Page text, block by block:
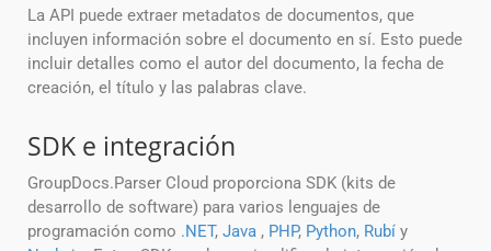
La API puede extraer metadatos de documentos, que
incluyen información sobre el documento en sí. Esto puede
incluir detalles como el autor del documento, la fecha de
creación, el título y las palabras clave.
SDK e integración
GroupDocs.Parser Cloud proporciona SDK (kits de
desarrollo de software) para varios lenguajes de
programación como .NET, Java , PHP, Python, Rubí y